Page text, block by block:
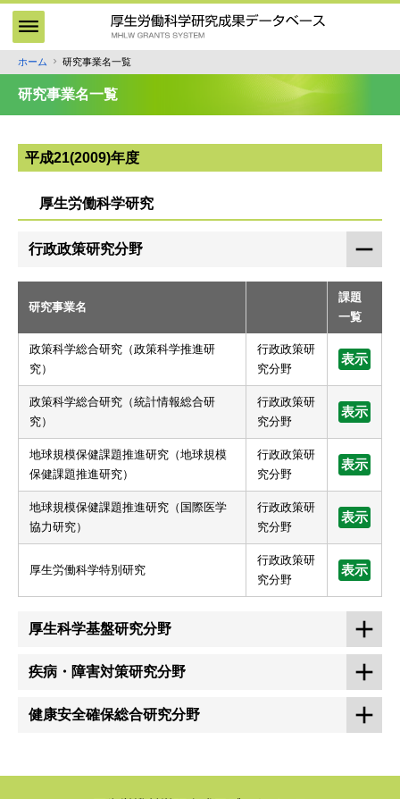
ン
パ
ン
ホーム 研究事業名一覧
研究事業名一覧
平成21(2009)年度
厚生労働科学研究
行政政策研究分野
研究事業名
課題
一覧
政策科学総合研究（政策科学推進研
究）
行政政策研
究分野
表示
政策科学総合研究（統計情報総合研
究）
行政政策研
究分野
表示
地球規模保健課題推進研究（地球規模
保健課題推進研究）
行政政策研
究分野
表示
地球規模保健課題推進研究（国際医学
協力研究）
行政政策研
究分野
表示
厚生労働科学特別研究
行政政策研
究分野
表示
厚生科学基盤研究分野
疾病・障害対策研究分野
健康安全確保総合研究分野